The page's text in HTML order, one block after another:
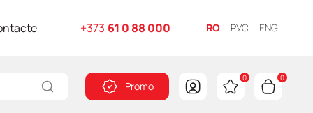
+373 61 0 88 000 RO РУС ENG
Promo
0 0